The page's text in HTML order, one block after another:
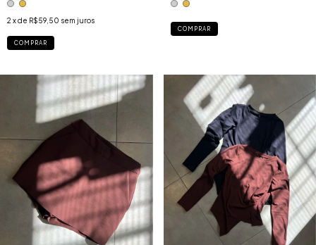
2 x de R$59,50 sem juros
COMPRAR
COMPRAR